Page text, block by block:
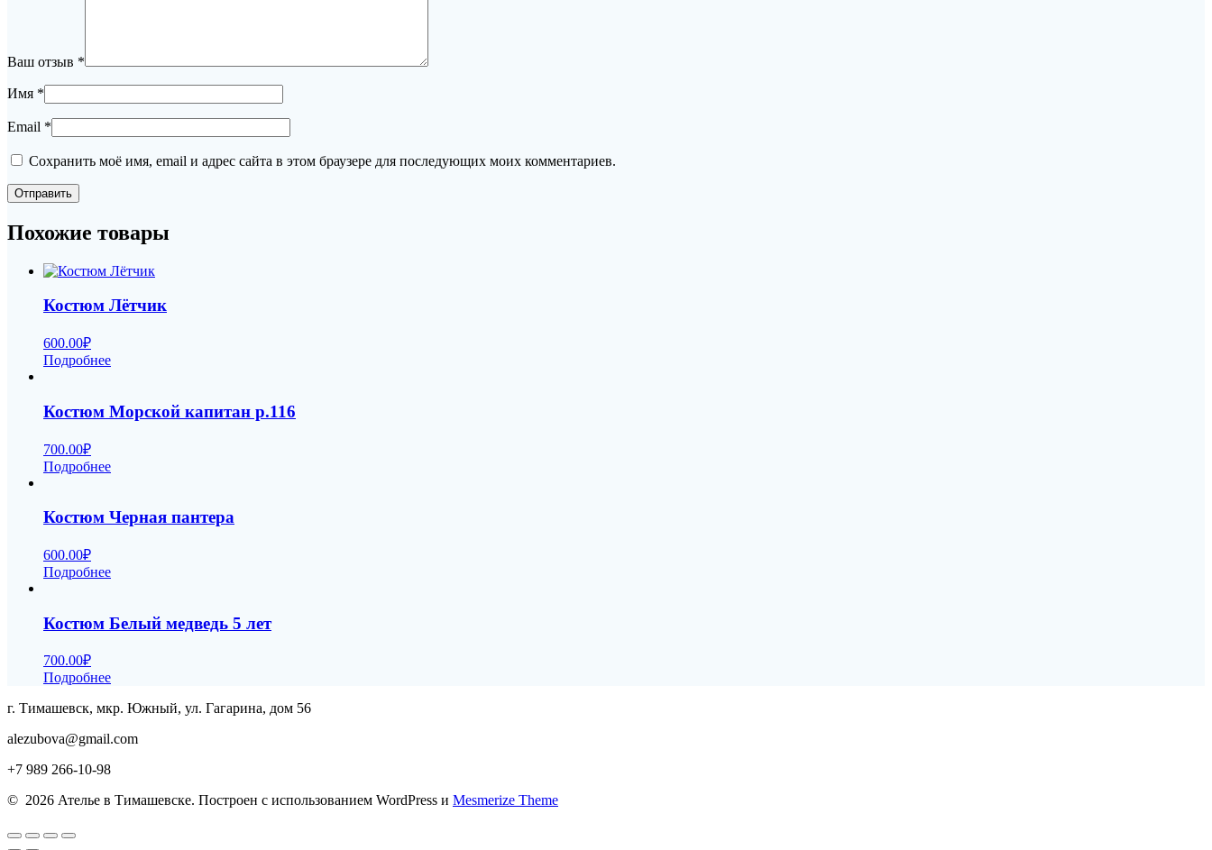
Ваш отзыв *
Имя *
Email *
Сохранить моё имя, email и адрес сайта в этом браузере для последующих моих комментариев.
Похожие товары
Костюм Лётчик
600.00₽
Подробнее
Костюм Морской капитан р.116
700.00₽
Подробнее
Костюм Черная пантера
600.00₽
Подробнее
Костюм Белый медведь 5 лет
700.00₽
Подробнее
г. Тимашевск, мкр. Южный, ул. Гагарина, дом 56
alezubova@gmail.com
+7 989 266-10-98
© 2026 Ателье в Тимашевске. Построен с использованием WordPress и Mesmerize Theme